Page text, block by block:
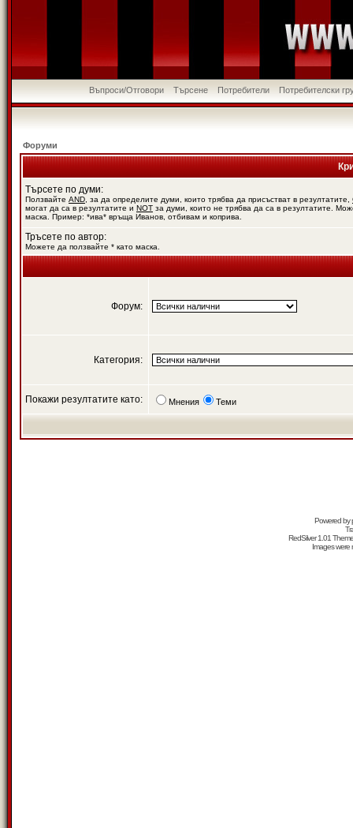
Въпроси/Отговори Търсене Потребители Потребителски
Форуми
Търсете по думи:
Ползвайте AND , за да определите думи, които трябва да присъстват в резултатите,
могат да са в резултатите и NOT за думи, които не трябва да са в резултатите.
маска. Пример: *ива* връща Иванов, отбивам и коприва.
Тръсете по автор:
Можете да ползвайте * като маска.
Форум:
Категория:
Покажи резултатите като: Мнения Теми
Powered by
RedSilver 1.01
Images were